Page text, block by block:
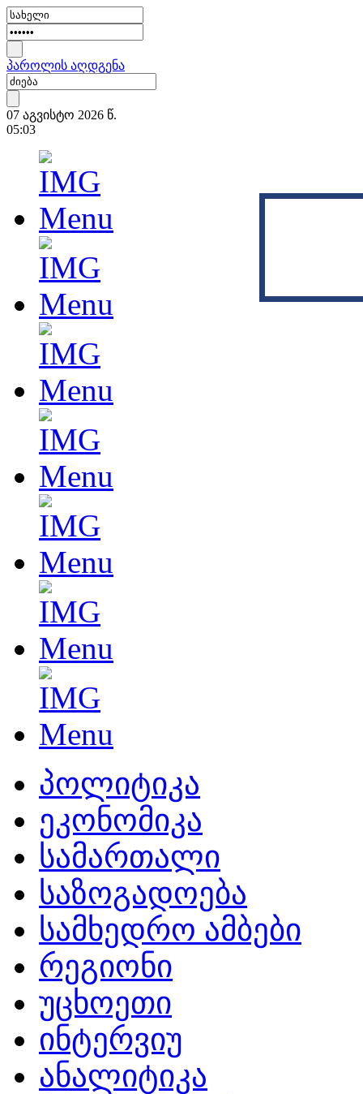
პაროლის აღდგენა
07 აგვისტო 2026 წ.
05:03
პოლიტიკა
ეკონომიკა
სამართალი
საზოგადოება
სამხედრო ამბები
რეგიონი
უცხოეთი
ინტერვიუ
ანალიტიკა